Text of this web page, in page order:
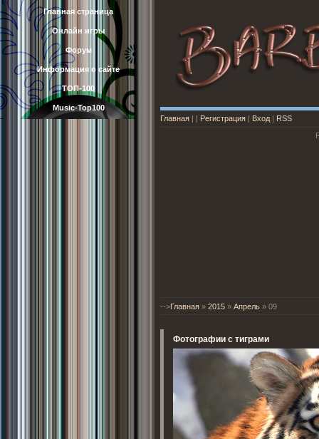
Главная страница
Онлайн игры
Форум
Информация о сайте
ТОП-100
Music-Top100
Главная
Регистрация Вход
RSS
-->Главная » 2015 » Апрель » 09
Фотографии с тиграми